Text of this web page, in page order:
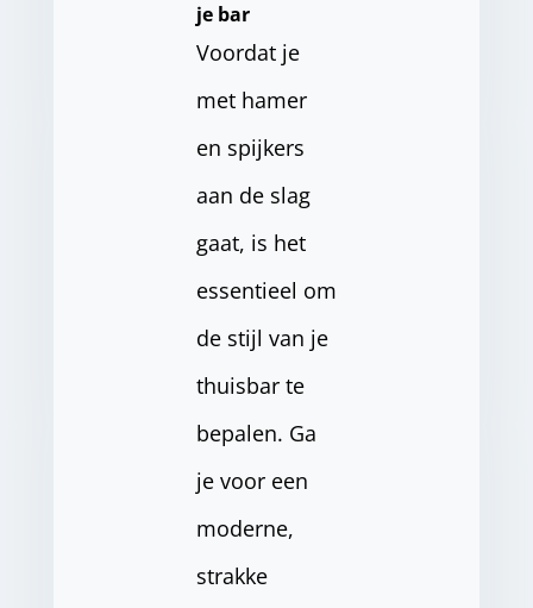
je bar
Voordat je
met hamer
en spijkers
aan de slag
gaat, is het
essentieel om
de stijl van je
thuisbar te
bepalen. Ga
je voor een
moderne,
strakke